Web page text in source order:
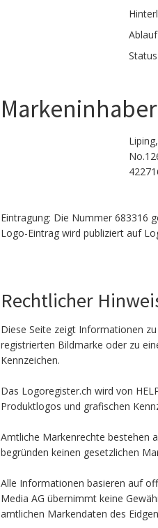
Markeninhaber
Eintragung: Die Nummer 683316
Logo-Eintrag wird publiziert auf
Rechtlicher
Diese Seite zeigt Informationen
registrierten Bildmarke oder zu
Kennzeichen.
Das Logoregister.ch wird von
Produktlogos und grafischen
Amtliche Markenrechte bestehen
begründen keinen gesetzlichen
Alle Informationen basieren auf
Media AG übernimmt keine
amtlichen Markendaten des